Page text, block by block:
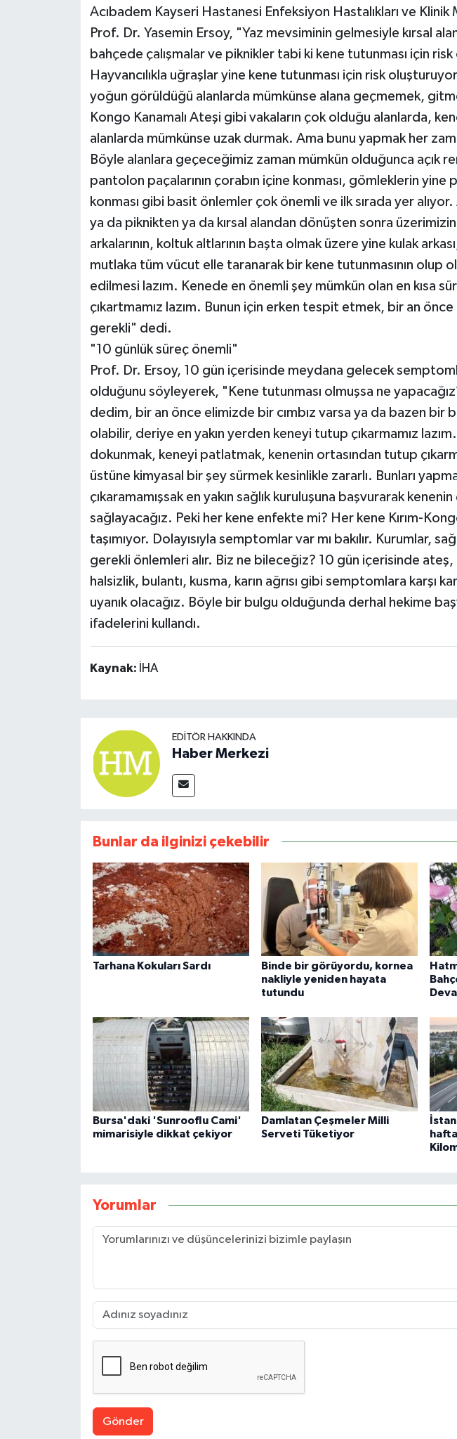
Acıbadem Kayseri Hastanesi Enfeksiyon Hastalıkları ve Klinik
Prof. Dr. Yasemin Ersoy, "Yaz mevsiminin gelmesiyle kırsal
bahçede çalışmalar ve piknikler tabi ki kene tutunması için
Hayvancılıkla uğraşlar yine kene tutunması için risk
yoğun görüldüğü alanlarda mümkünse alana geçmemek,
Kongo Kanamalı Ateşi gibi vakaların çok olduğu alanlarda,
alanlarda mümkünse uzak durmak. Ama bunu yapmak her
Böyle alanlara geçeceğimiz zaman mümkün olduğunca açık
pantolon paçalarının çorabın içine konması, gömleklerin yine
konması gibi basit önlemler çok önemli ve ilk sırada yer
ya da piknikten ya da kırsal alandan dönüşten sonra
arkalarının, koltuk altlarının başta olmak üzere yine kulak
mutlaka tüm vücut elle taranarak bir kene tutunmasının olup
edilmesi lazım. Kenede en önemli şey mümkün olan en kısa
çıkartmamız lazım. Bunun için erken tespit etmek, bir an önce
gerekli" dedi.
"10 günlük süreç önemli"
Prof. Dr. Ersoy, 10 gün içerisinde meydana gelecek
olduğunu söyleyerek, "Kene tutunması olmuşsa ne
dedim, bir an önce elimizde bir cımbız varsa ya da bazen bir
olabilir, deriye en yakın yerden keneyi tutup çıkarmamız
dokunmak, keneyi patlatmak, kenenin ortasından tutup
üstüne kimyasal bir şey sürmek kesinlikle zararlı. Bunları
çıkaramamışsak en yakın sağlık kuruluşuna başvurarak kenenin
sağlayacağız. Peki her kene enfekte mi? Her kene Kırım-
taşımıyor. Dolayısıyla semptomlar var mı bakılır. Kurumlar,
gerekli önlemleri alır. Biz ne bileceğiz? 10 gün içerisinde ateş,
halsizlik, bulantı, kusma, karın ağrısı gibi semptomlara karşı
uyanık olacağız. Böyle bir bulgu olduğunda derhal hekime
ifadelerini kullandı.
Kaynak: İHA
EDITÖR HAKKINDA
Haber Merkezi
Bunlar da ilginizi çekebilir
Tarhana Kokuları Sardı
Binde bir görüyordu, kornea
nakliyle yeniden hayata
tutundu
Bursa'daki 'Sunrooflu Cami'
mimarisiyle dikkat çekiyor
Damlatan Çeşmeler Milli
Serveti Tüketiyor
Yorumlar
Gönder